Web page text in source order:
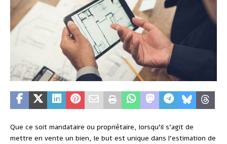
Que ce soit mandataire ou propriétaire, lorsqu’il s’agit de
mettre en vente un bien, le but est unique dans l’estimation de